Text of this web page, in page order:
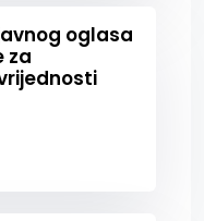
oglasa
za